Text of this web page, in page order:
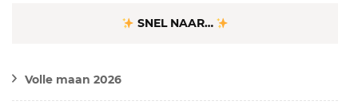
SNEL NAAR…
Volle maan 2026